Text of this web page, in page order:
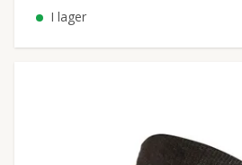
I lager